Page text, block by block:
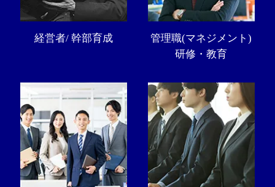
経営者/ 幹部育成
管理職(マネジメント)
研修・教育